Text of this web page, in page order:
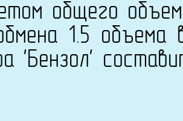
общего
1.5
'Бензол'